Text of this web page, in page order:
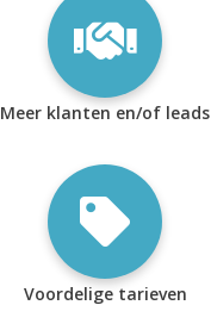
Meer klanten en/of leads
Voordelige tarieven